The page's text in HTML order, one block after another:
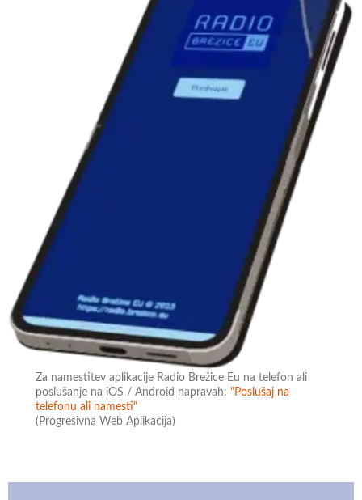
Za namestitev aplikacije Radio Brežice Eu na telefon ali
poslušanje na iOS / Android napravah:"Poslušaj na
telefonu ali namesti"
(Progresivna Web Aplikacija)